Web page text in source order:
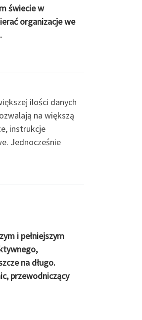
świecie w
organizacje we
ilości danych
na większą
instrukcje
Jednocześnie
i pełniejszym
na długo.
przewodniczący